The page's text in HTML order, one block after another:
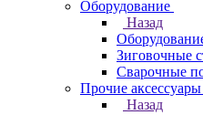
Оборудование
Назад
Зиговочные
Сварочные
Прочие аксессуары
Назад